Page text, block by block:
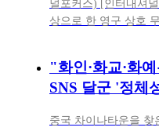
널포커스) [인터내셔
상으로 한 영구 상호
"화인·화교·화
SNS 달군 '정체
중국 차이나타운을